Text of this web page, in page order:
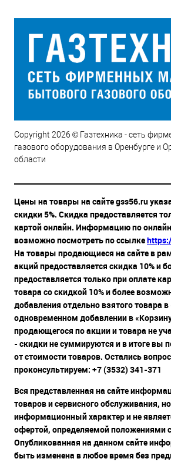
Copyright 2026 © Газтехника - сеть
газового оборудования в Оренбурге и
области
Цены на товары на сайте gss56.ru
скидки 5%. Скидка предоставляется
картой онлайн. Информацию по
возможно посмотреть по ссылке
На товары продающиеся на сайте в
акций предоставляется скидка 10% и
предоставляется только при оплате
товара со скидкой 10% и более
добавления отдельно взятого товара
одновременном добавлении в
продающегося по акции и товара не
- скидки не суммируются и в итоге вы
от стоимости товаров. Остались
проконсультируем: +7 (3532) 341-371
Вся представленная на сайте
товаров и сервисного обслуживания,
информационный характер и не
офертой, определяемой положениями
Опубликованная на данном сайте
быть изменена в любое время без